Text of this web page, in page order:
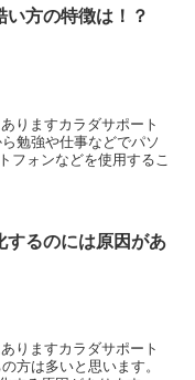
い方の特徴は！？
りますカラダサポート
勉強や仕事などでパソ
フォンなどを使用するこ
するのには原因があ
りますカラダサポート
方は多いと思います。